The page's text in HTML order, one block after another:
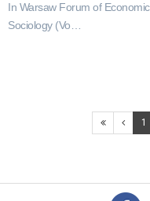
In Warsaw Forum of Economic
Sociology (Vo…
1